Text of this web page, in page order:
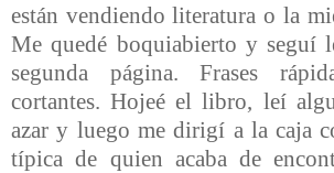
están vendiendo literatura o la
Me quedé boquiabierto y seguí
segunda página. Frases
cortantes. Hojeé el libro, leí
azar y luego me dirigí a la caja
típica de quien acaba de